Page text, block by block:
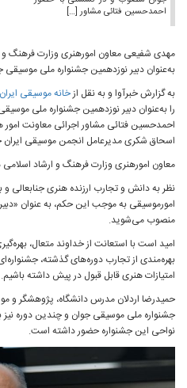
احمدحسین فتائی مشاور […]
مهدی شفیعی معاون امورهنری وزارت فرهنگ و
به‌عنوان دبیر نوزدهمین جشنواره ملی
به گزارش خبرآوا و به نقل ازخانه موسیقی ایران
را به‌عنوان دبیر نوزدهمین جشنواره ملی
احمدحسین فتائی مشاور اجرائی معاونت
اسحاق شکری مدیرعامل انجمن موسیقی ایران
معاون امورهنری وزارت فرهنگ و ارشاد
نظر به دانش و تجارب ارزنده هنری جنابعالی و
امورموسیقی به موجب این حکم، به‌ عنوان
منصوب می‌شوید.
امید است با استعانت از خداوند متعال،
بهره‌‌مندی از تجارب دوره‌های گذشته،
امتیازات هنری قابل قبول در پیش داشته باشیم.
حمیدرضا اردلان مدرس دانشگاه، پژوهشگر و
جشنواره ملی موسیقی جوان و چندین دوره
نواحی این جشنواره حضور داشته است.